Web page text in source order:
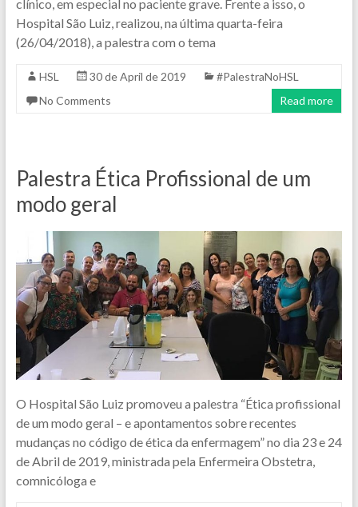
clínico, em especial no paciente grave. Frente a isso, o
Hospital São Luiz, realizou, na última quarta-feira
(26/04/2018), a palestra com o tema
HSL 30 de April de 2019
#PalestraNoHSL
No Comments
Read more
Palestra Ética Profissional de um
modo geral
O Hospital São Luiz promoveu a palestra “Ética profissional
de um modo geral – e apontamentos sobre recentes
mudanças no código de ética da enfermagem” no dia 23 e 24
de Abril de 2019, ministrada pela Enfermeira Obstetra,
comnicóloga e